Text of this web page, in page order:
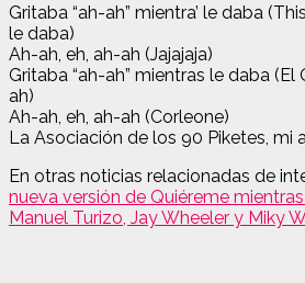
Gritaba “ah-ah” mientra’ le daba
le daba)
Ah-ah, eh, ah-ah (Jajajaja)
Gritaba “ah-ah” mientras le daba (El
ah)
Ah-ah, eh, ah-ah (Corleone)
La Asociación de los 90 Piketes, mi
En otras noticias relacionadas de
nueva versión de Quiéreme
Manuel Turizo, Jay Wheeler y Miky